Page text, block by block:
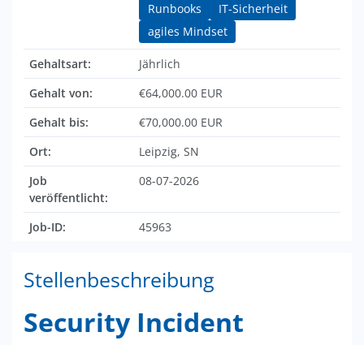
Runbooks
IT-Sicherheit
agiles Mindset
Gehaltsart:
Jährlich
Gehalt von:
€64,000.00 EUR
Gehalt bis:
€70,000.00 EUR
Ort:
Leipzig, SN
Job
veröffentlicht:
08-07-2026
Job-ID: 45963
Stellenbeschreibung
Security Incident